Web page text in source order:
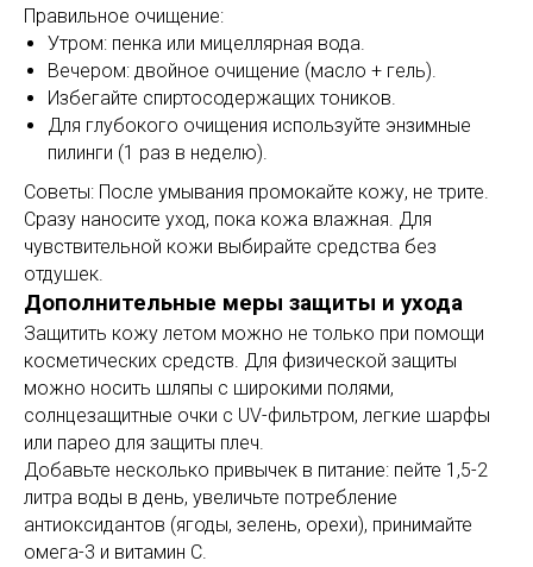
Правильное очищение:
Утром: пенка или мицеллярная вода.
Вечером: двойное очищение (масло + гель).
Избегайте спиртосодержащих тоников.
Для глубокого очищения используйте энзимные
пилинги (1 раз в неделю).
Советы: После умывания промокайте кожу, не трите.
Сразу наносите уход, пока кожа влажная. Для
чувствительной кожи выбирайте средства без
отдушек.
Дополнительные меры защиты и ухода
Защитить кожу летом можно не только при помощи
косметических средств. Для физической защиты
можно носить шляпы с широкими полями,
солнцезащитные очки с UV-фильтром, легкие шарфы
или парео для защиты плеч.
Добавьте несколько привычек в питание: пейте 1,5-2
литра воды в день, увеличьте потребление
антиоксидантов (ягоды, зелень, орехи), принимайте
омега-3 и витамин С.